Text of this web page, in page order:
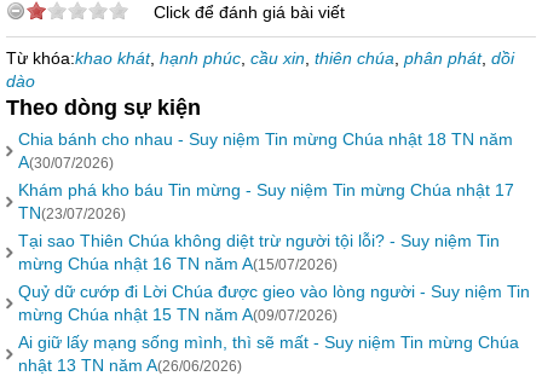
Click để đánh giá bài viết
Từ khóa:khao khát, hạnh phúc cầu xin thiên chúa phân phát, dồi
dào
Theo dòng sự kiện
Chia bánh cho nhau - Suy niệm Tin mừng Chúa nhật 18 TN năm
A(30/07/2026)
Khám phá kho báu Tin mừng - Suy niệm Tin mừng Chúa nhật 17
TN(23/07/2026)
Tại sao Thiên Chúa không diệt trừ người tội lỗi? - Suy niệm Tin
mừng Chúa nhật 16 TN năm A(15/07/2026)
Quỷ dữ cướp đi Lời Chúa được gieo vào lòng người - Suy niệm Tin
mừng Chúa nhật 15 TN năm A(09/07/2026)
Ai giữ lấy mạng sống mình, thì sẽ mất - Suy niệm Tin mừng Chúa
nhật 13 TN năm A(26/06/2026)